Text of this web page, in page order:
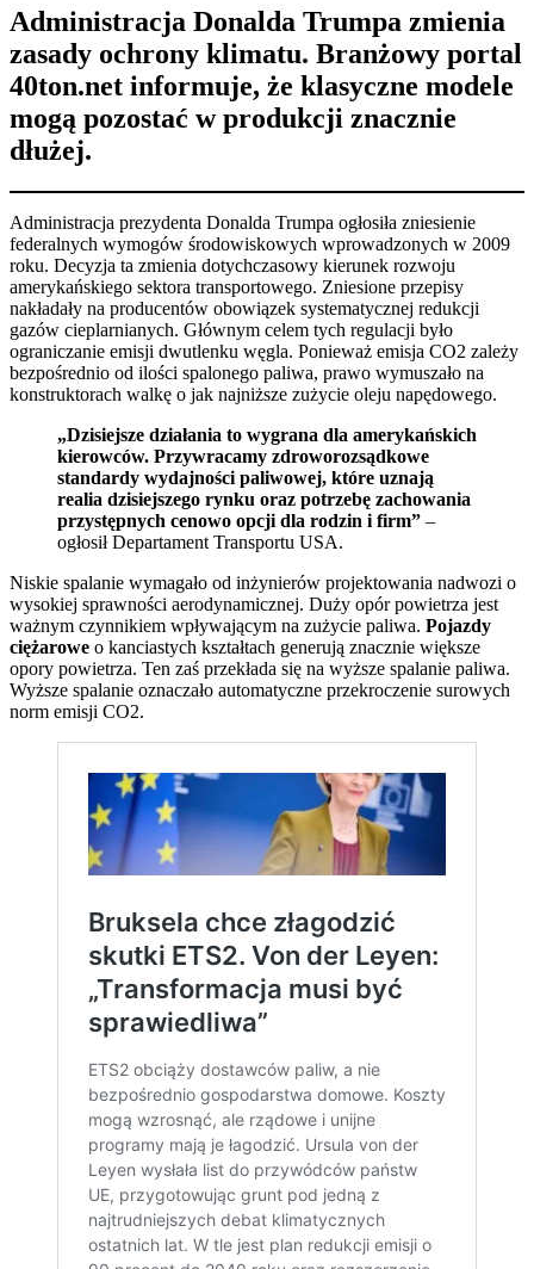
Administracja Donalda Trumpa zmienia
zasady ochrony klimatu. Branżowy portal
40ton.net informuje, że klasyczne modele
mogą pozostać w produkcji znacznie
dłużej.
Administracja prezydenta Donalda Trumpa ogłosiła zniesienie
federalnych wymogów środowiskowych wprowadzonych w 2009
roku. Decyzja ta zmienia dotychczasowy kierunek rozwoju
amerykańskiego sektora transportowego. Zniesione przepisy
nakładały na producentów obowiązek systematycznej redukcji
gazów cieplarnianych. Głównym celem tych regulacji było
ograniczanie emisji dwutlenku węgla. Ponieważ emisja CO2 zależy
bezpośrednio od ilości spalonego paliwa, prawo wymuszało na
konstruktorach walkę o jak najniższe zużycie oleju napędowego.
„Dzisiejsze działania to wygrana dla amerykańskich
kierowców. Przywracamy zdroworozsądkowe
standardy wydajności paliwowej, które uznają
realia dzisiejszego rynku oraz potrzebę zachowania
przystępnych cenowo opcji dla rodzin i firm” –
ogłosił Departament Transportu USA.
Niskie spalanie wymagało od inżynierów projektowania nadwozi o
wysokiej sprawności aerodynamicznej. Duży opór powietrza jest
ważnym czynnikiem wpływającym na zużycie paliwa. Pojazdy
ciężarowe o kanciastych kształtach generują znacznie większe
opory powietrza. Ten zaś przekłada się na wyższe spalanie paliwa.
Wyższe spalanie oznaczało automatyczne przekroczenie surowych
norm emisji CO2.